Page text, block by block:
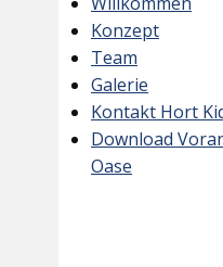
Konzept
Team
Galerie
Kontakt Hort
Download
Oase